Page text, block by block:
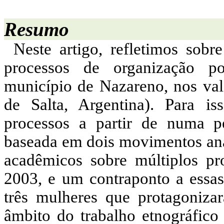
Resumo
Neste artigo, refletimos
processos de organização
município de Nazareno, nos
de Salta, Argentina). Para
processos a partir de numa
baseada em dois movimentos
acadêmicos sobre múltiplos
2003, e um contraponto a
três mulheres que
âmbito do trabalho